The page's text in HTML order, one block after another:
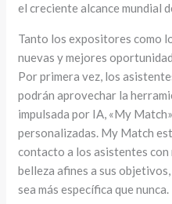
el creciente alcance mundial
Tanto los expositores como
nuevas y mejores
Por primera vez, los
podrán aprovechar la
impulsada por IA, «My
personalizadas. My Match
contacto a los asistentes con
belleza afines a sus
sea más específica que nunca.